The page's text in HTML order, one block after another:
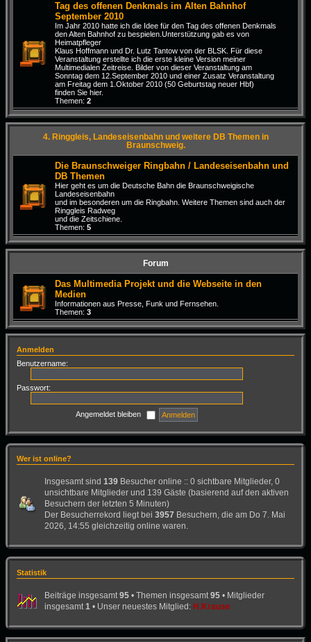
Tag des offenen Denkmals im Alten Bahnhof
September 2010
Im Jahr 2010 hatte ich die Idee für den Tag des offenen Denkmals
den Alten Bahnhof zu bespielen.Unterstützung gab es von
Heimatpfleger
Klaus Hoffmann und Dr. Lutz Tantow von der BLSK. Für diese
Veranstaltung erstellte ich die erste kleine Version meiner
Multimedialen Zeitreise. Bilder von dieser Veranstaltung am
Sonntag dem 12.September 2010 und einer Zusatz Veranstaltung
am Freitag dem 1.Oktober 2010 (50 Geburtstag neuer Hbf)
finden Sie hier.
Themen: 2
4. Ringgleis, Landeseisenbahn und weitere DB Themen in
Braunschweig.
Die Braunschweiger Ringbahn / Landeseisenbahn und
DB Themen
Hier geht es um die Deutsche Bahn die Braunschweigische
Landeseisenbahn
und im besonderen um die Ringbahn. Weitere Themen sind auch der
Ringgleis Radweg
und die Zeitschiene.
Themen: 5
Forum
Das Multimedia Projekt und die Webseite in den
Medien
Informationen aus Presse, Funk und Fernsehen.
Themen: 3
Anmelden
Benutzername:
Passwort:
Angemeldet bleiben
Wer ist online?
Insgesamt sind 139 Besucher online :: 0 sichtbare Mitglieder, 0
unsichtbare Mitglieder und 139 Gäste (basierend auf den aktiven
Besuchern der letzten 5 Minuten)
Der Besucherrekord liegt bei 3957 Besuchern, die am Do 7. Mai
2026, 14:55 gleichzeitig online waren.
Statistik
Beiträge insgesamt 95 • Themen insgesamt 95 • Mitglieder
insgesamt 1 • Unser neuestes Mitglied: H.Krause